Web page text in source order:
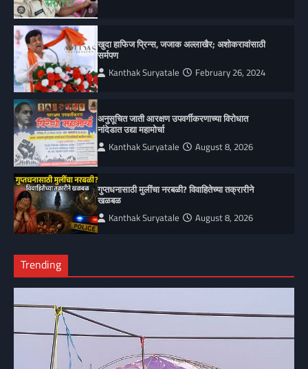
खुदा हाफिज प्रिन्स, जजाक अल्लाखैर; अशोकरावांसाठी
सर्मपण
Kanthak Suryatale February 26, 2024
अनुसूचित जाती आरक्षण उपवर्गीकरणाच्या विरोधात
नांदेडात उद्या महामोर्चा
Kanthak Suryatale August 8, 2026
गुप्तधनासाठी मुलींचा नरबळी? विवाहितेच्या तक्रारीने
खळबळ
Kanthak Suryatale August 8, 2026
Trending